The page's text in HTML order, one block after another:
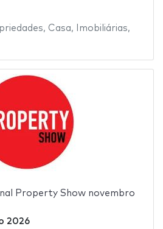
, Casa, Imobiliárias,
Property Show novembro
2026